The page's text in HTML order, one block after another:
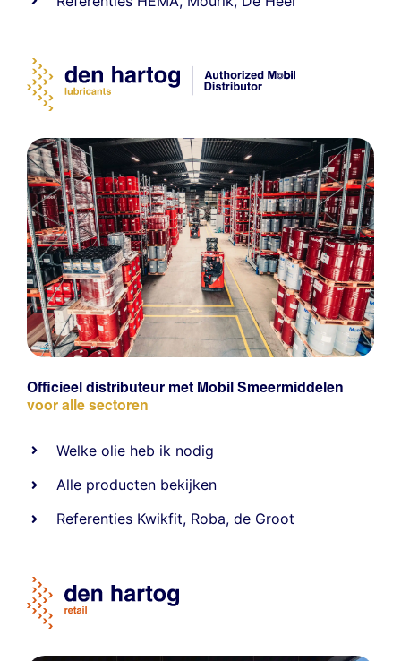
Officieel distributeur met Mobil Smeermiddelen
voor alle sectoren
Welke olie heb ik nodig
Alle producten bekijken
Referenties Kwikfit, Roba,de Groot